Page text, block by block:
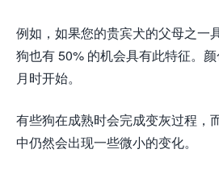
例如，如果您的贵宾犬的父母之一
狗也有 50% 的机会具有此特征。
月时开始。
有些狗在成熟时会完成变灰过程，
中仍然会出现一些微小的变化。